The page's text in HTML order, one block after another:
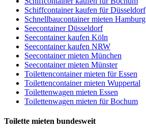
Schiffcontainer kaufen für Düsseldorf
Schnellbaucontainer mieten Hamburg
Seecontainer Düsseldorf
Seecontainer kaufen Köln
Seecontainer kaufen NRW
Seecontainer mieten München
Seecontainer mieten Münster
Toilettencontainer mieten für Essen
Toilettencontainer mieten Wuppertal
Toilettenwagen mieten Essen
Toilettenwagen mieten für Bochum
Toilette mieten bundesweit